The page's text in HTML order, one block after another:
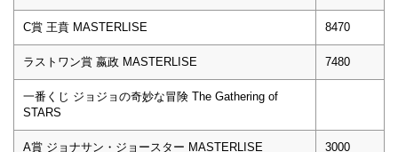
C賞 王賁 MASTERLISE 8470
ラストワン賞 嬴政 MASTERLISE 7480
一番くじ ジョジョの奇妙な冒険 The Gathering of
STARS
A賞 ジョナサン・ジョースター MASTERLISE 3000